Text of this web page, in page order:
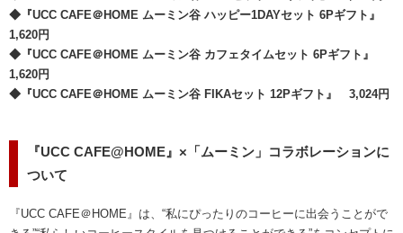
◆『UCC CAFE＠HOME ムーミン谷 ハッピー1DAYセット 6Pギフト』
1,620円
◆『UCC CAFE＠HOME ムーミン谷 カフェタイムセット 6Pギフト』
1,620円
◆『UCC CAFE＠HOME ムーミン谷 FIKAセット 12Pギフト』 3,024円
『UCC CAFE@HOME』×「ムーミン」コラボレーションに
ついて
『UCC CAFE＠HOME』は、“私にぴったりのコーヒーに出会うことがで